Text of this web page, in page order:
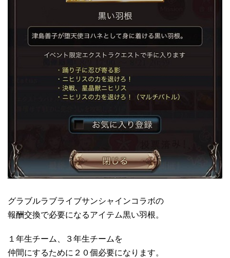
グラブルラブライブサンシャインコラボの
報酬交換で必要になるアイテム黒い羽根。
１年生チーム、３年生チームを
仲間にするために２０個必要になります。